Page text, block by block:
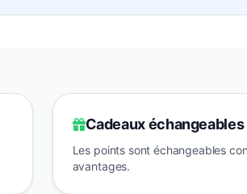
Cadeaux échangeables
Les points sont échangeables
avantages.